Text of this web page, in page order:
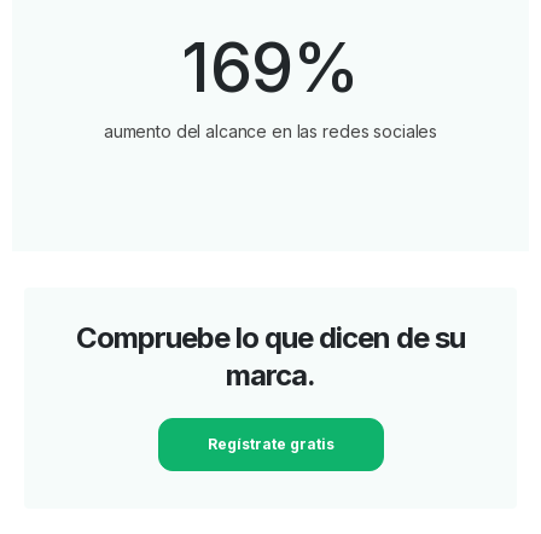
169%
aumento del alcance en las redes sociales
Compruebe lo que dicen de su
marca.
Regístrate gratis